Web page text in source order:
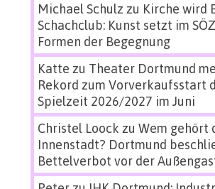
Michael Schulz zu Kirche wird
Schachclub: Kunst setzt im
Formen der Begegnung
Katte zu Theater Dortmund
Rekord zum Vorverkaufsstart
Spielzeit 2026/2027 im Juni
Christel Loock zu Wem gehört
Innenstadt? Dortmund
Bettelverbot vor der